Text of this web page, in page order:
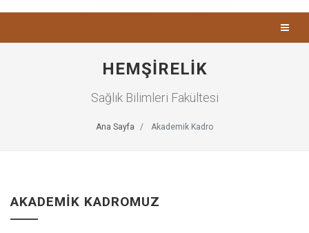
HEMŞIRELIK
Sağlık Bilimleri Fakültesi
Ana Sayfa Akademik Kadro
AKADEMIK KADROMUZ